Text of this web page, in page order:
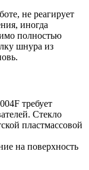
не реагирует
иногда
полностью
шнура из
требует
Стекло
пластмассовой
на поверхность